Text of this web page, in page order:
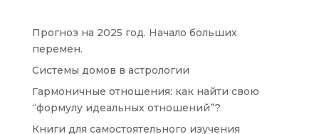
Прогноз на 2025 год. Начало больших
перемен.
Системы домов в астрологии
Гармоничные отношения: как найти свою
“формулу идеальных отношений”?
Книги для самостоятельного изучения